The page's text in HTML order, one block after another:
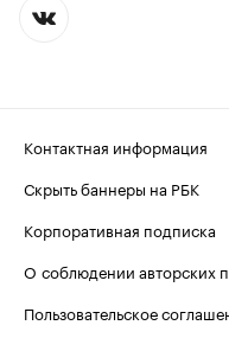
Контактная информация
Скрыть баннеры на РБК
Корпоративная подписка
О соблюдении авторских
Пользовательское